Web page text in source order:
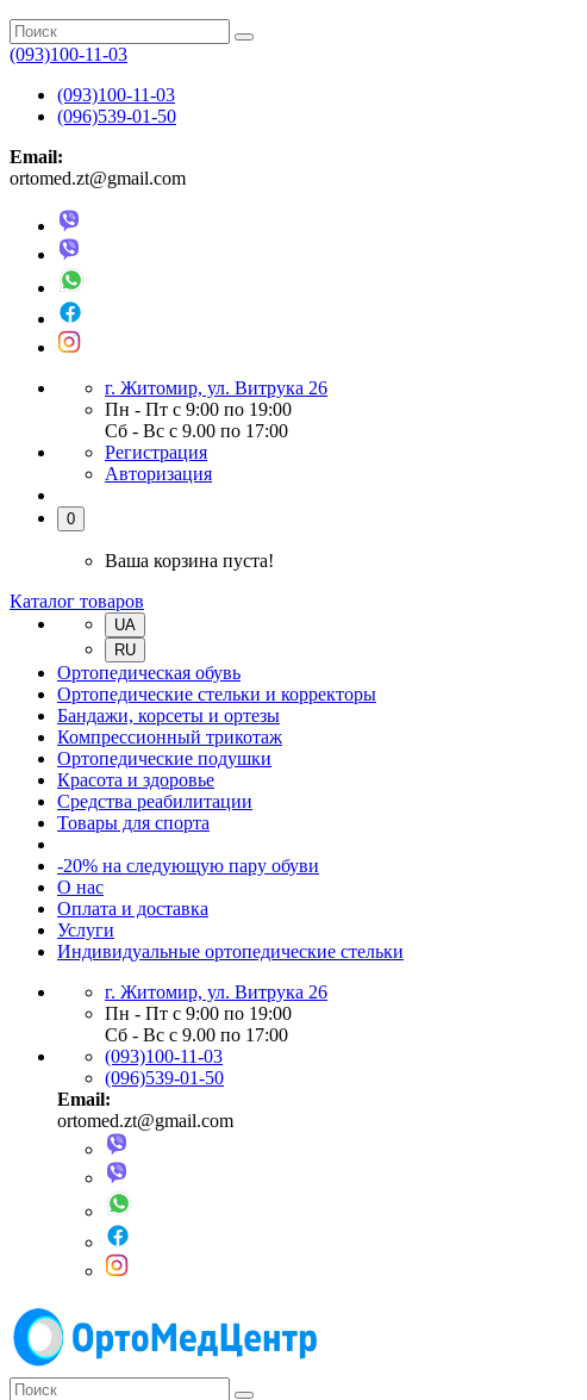
(093)100-11-03
(093)100-11-03
(096)539-01-50
Email:
ortomed.zt@gmail.com
г. Житомир, ул. Витрука 26
Пн - Пт с 9:00 по 19:00
Сб - Вс с 9.00 по 17:00
Регистрация
Авторизация
0
Ваша корзина пуста!
Каталог товаров
UA
RU
Ортопедическая обувь
Ортопедические стельки и корректоры
Бандажи, корсеты и ортезы
Компрессионный трикотаж
Ортопедические подушки
Красота и здоровье
Средства реабилитации
Товары для спорта
-20% на следующую пару обуви
О нас
Оплата и доставка
Услуги
Индивидуальные ортопедические стельки
г. Житомир, ул. Витрука 26
Пн - Пт с 9:00 по 19:00
Сб - Вс с 9.00 по 17:00
(093)100-11-03
(096)539-01-50
Email:
ortomed.zt@gmail.com